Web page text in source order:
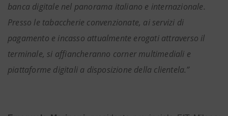
banca digitale nel panorama italiano e internazionale.
Presso le tabaccherie convenzionate, ai servizi di
pagamento e incasso attualmente erogati attraverso il
terminale, si affiancheranno corner multimediali e
piattaforme digitali a disposizione della clientela.”